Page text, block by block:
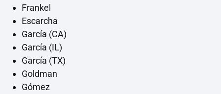
Frankel
Escarcha
García (CA)
García (IL)
García (TX)
Goldman
Gómez